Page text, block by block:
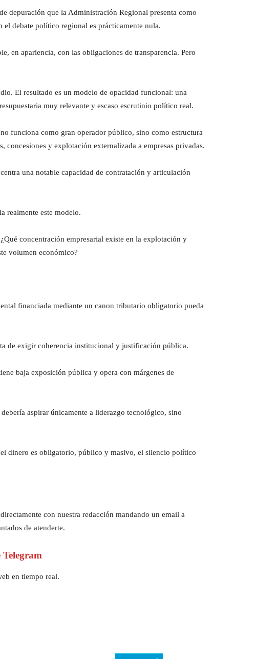
depuración que la Administración Regional presenta como
el debate político regional es prácticamente nula.
en apariencia, con las obligaciones de transparencia. Pero
El resultado es un modelo de opacidad funcional: una
muy relevante y escaso escrutinio político real.
funciona como gran operador público, sino como estructura
concesiones y explotación externalizada a empresas privadas.
una notable capacidad de contratación y articulación
realmente este modelo.
concentración empresarial existe en la explotación y
volumen económico?
financiada mediante un canon tributario obligatorio pueda
de exigir coherencia institucional y justificación pública.
baja exposición pública y opera con márgenes de
aspirar únicamente a liderazgo tecnológico, sino
dinero es obligatorio, público y masivo, el silencio político
con nuestra redacción mandando un email a
de atenderte.
en tiempo real.